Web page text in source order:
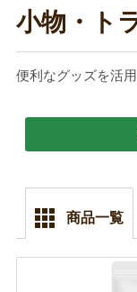
小物・ト
便利なグッズを活
商品一覧